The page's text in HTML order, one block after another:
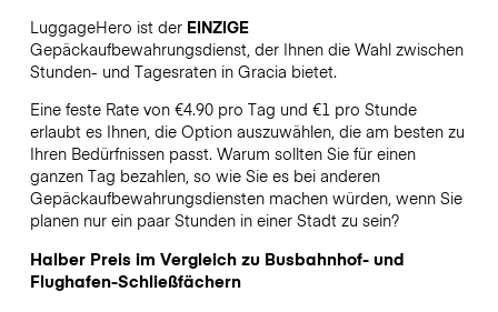
LuggageHero ist der EINZIGE
Gepäckaufbewahrungsdienst, der Ihnen die Wahl zwischen
Stunden- und Tagesraten in Gracia bietet.
Eine feste Rate von €4.90 pro Tag und €1 pro Stunde
erlaubt es Ihnen, die Option auszuwählen, die am besten zu
Ihren Bedürfnissen passt. Warum sollten Sie für einen
ganzen Tag bezahlen, so wie Sie es bei anderen
Gepäckaufbewahrungsdiensten machen würden, wenn Sie
planen nur ein paar Stunden in einer Stadt zu sein?
Halber Preis im Vergleich zu Busbahnhof- und
Flughafen-Schließfächern